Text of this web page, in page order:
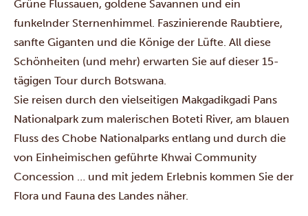
Grüne Flussauen, goldene Savannen und ein
funkelnder Sternenhimmel. Faszinierende Raubtiere,
sanfte Giganten und die Könige der Lüfte. All diese
Schönheiten (und mehr) erwarten Sie auf dieser 15-
tägigen Tour durch Botswana.
Sie reisen durch den vielseitigen Makgadikgadi Pans
Nationalpark zum malerischen Boteti River, am blauen
Fluss des Chobe Nationalparks entlang und durch die
von Einheimischen geführte Khwai Community
Concession … und mit jedem Erlebnis kommen Sie der
Flora und Fauna des Landes näher.